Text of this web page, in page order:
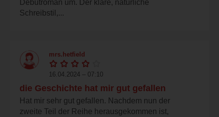
Debütroman um. Der klare, natürliche
Schreibstil,...
mrs.hetfield
16.04.2024 – 07:10
die Geschichte hat mir gut gefallen
Hat mir sehr gut gefallen. Nachdem nun der
zweite Teil der Reihe herausgekommen ist,